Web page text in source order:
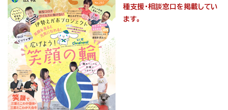
種支援・相談窓口を掲載してい
ます。